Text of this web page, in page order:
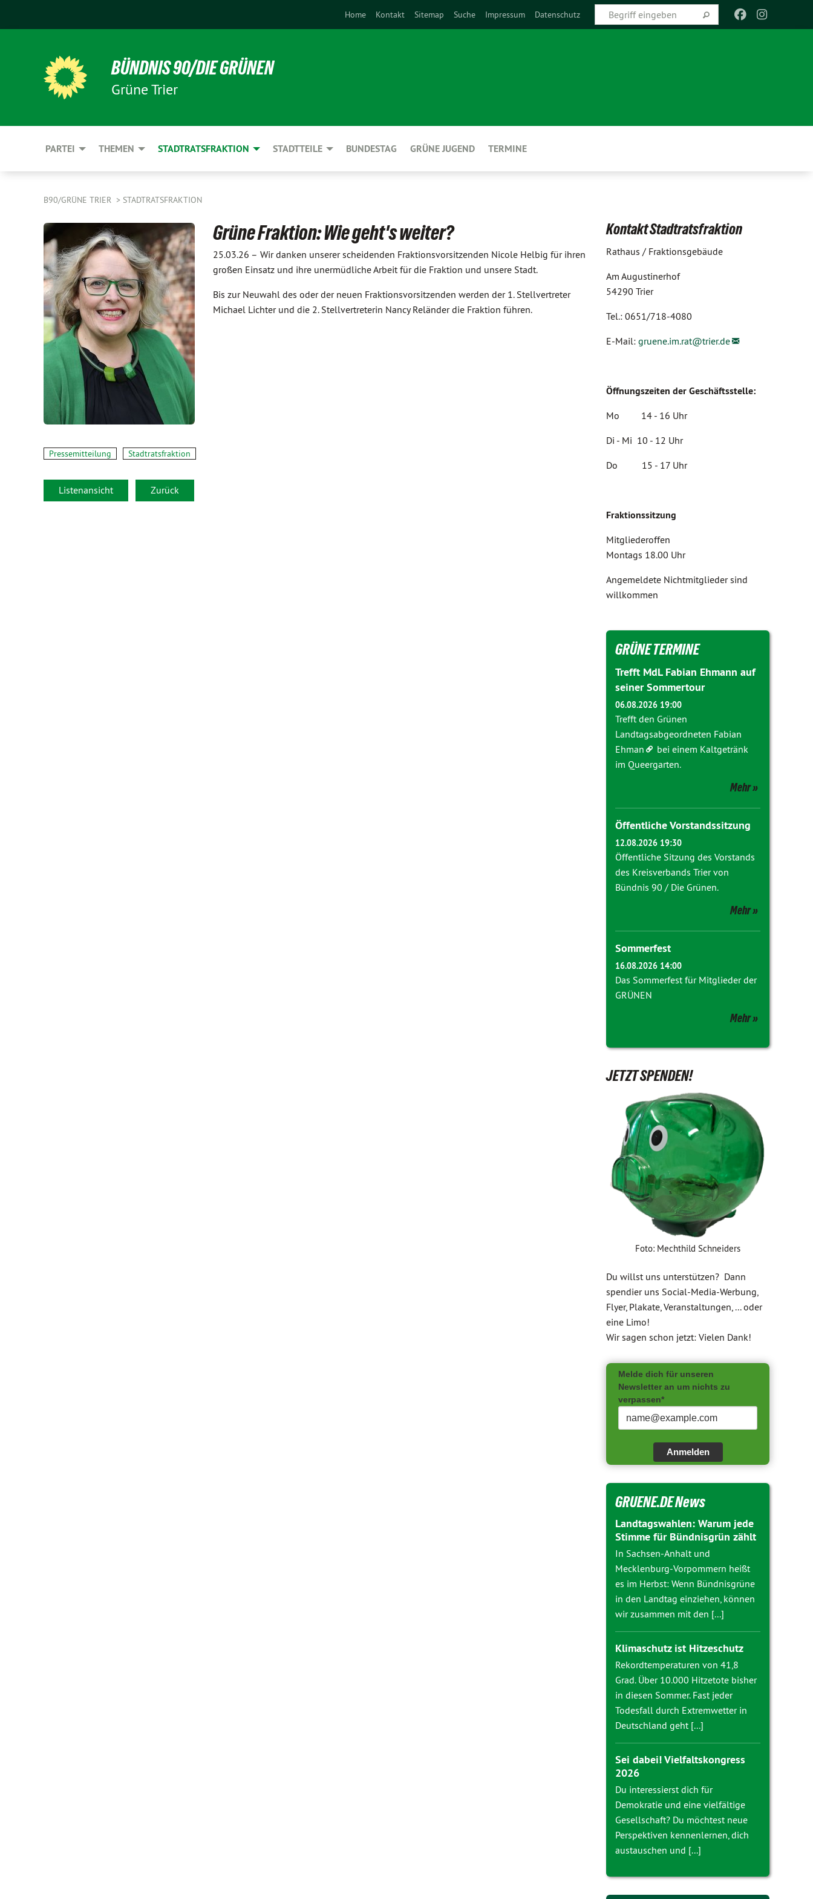
Home Kontakt Sitemap Suche Impressum Datenschutz
BÜNDNIS 90/DIE GRÜNEN
Grüne Trier
PARTEI THEMEN STADTRATSFRAKTION STADTTEILE BUNDESTAG GRÜNE JUGEND TERMINE
B90/GRÜNE TRIER STADTRATSFRAKTION
Grüne Fraktion: Wie geht's weiter?
25.03.26 – Wir danken unserer scheidenden Fraktionsvorsitzenden Nicole Helbig für ihren
großen Einsatz und ihre unermüdliche Arbeit für die Fraktion und unsere Stadt.
Bis zur Neuwahl des oder der neuen Fraktionsvorsitzenden werden der 1. Stellvertreter
Michael Lichter und die 2. Stellvertreterin Nancy Reländer die Fraktion führen.
Pressemitteilung Stadtratsfraktion
Listenansicht Zurück
Kontakt Stadtratsfraktion
Rathaus / Fraktionsgebäude
Am Augustinerhof
54290 Trier
Tel.: 0651/718-4080
E-Mail: gruene.im.rat@trier.de
Öffnungszeiten der Geschäftsstelle:
Mo 14 - 16 Uhr
Di - Mi 10 - 12 Uhr
Do 15 - 17 Uhr
Fraktionssitzung
Mitgliederoffen
Montags 18.00 Uhr
Angemeldete Nichtmitglieder sind
willkommen
GRÜNE TERMINE
Trefft MdL Fabian Ehmann auf
seiner Sommertour
06.08.2026 19:00
Trefft den Grünen
Landtagsabgeordneten Fabian
Ehman
bei einem Kaltgetränk
im Queergarten.
Mehr
Öffentliche Vorstandssitzung
12.08.2026 19:30
Öffentliche Sitzung des Vorstands
des Kreisverbands Trier von
Bündnis 90 / Die Grünen.
Mehr
Sommerfest
16.08.2026 14:00
Das Sommerfest für Mitglieder der
GRÜNEN
Mehr
JETZT SPENDEN!
Foto: Mechthild Schneiders
Du willst uns unterstützen? Dann
spendier uns Social-Media-Werbung,
Flyer, Plakate, Veranstaltungen, ... oder
eine Limo!
Wir sagen schon jetzt: Vielen Dank!
Melde dich für unseren
Newsletter an um nichts zu
verpassen*
Anmelden
GRUENE.DE News
Landtagswahlen: Warum jede
Stimme für Bündnisgrün zählt
In Sachsen-Anhalt und
Mecklenburg-Vorpommern heißt
es im Herbst: Wenn Bündnisgrüne
in den Landtag einziehen, können
wir zusammen mit den [...]
Klimaschutz ist Hitzeschutz
Rekordtemperaturen von 41,8
Grad. Über 10.000 Hitzetote bisher
in diesen Sommer. Fast jeder
Todesfall durch Extremwetter in
Deutschland geht [...]
Sei dabei! Vielfaltskongress
2026
Du interessierst dich für
Demokratie und eine vielfältige
Gesellschaft? Du möchtest neue
Perspektiven kennenlernen, dich
austauschen und [...]